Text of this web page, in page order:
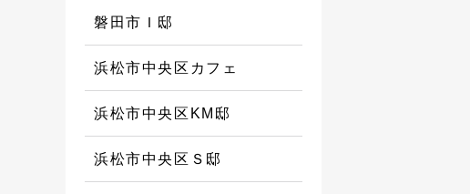
磐田市Ｉ邸
浜松市中央区カフェ
浜松市中央区KM邸
浜松市中央区Ｓ邸